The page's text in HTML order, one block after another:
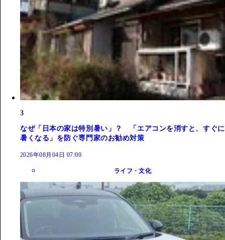
3
なぜ「日本の家は特別暑い」？ 「エアコンを消すと、すぐに
暑くなる」を防ぐ専門家のお勧め対策
2026年08月04日 07:00
ライフ・文化